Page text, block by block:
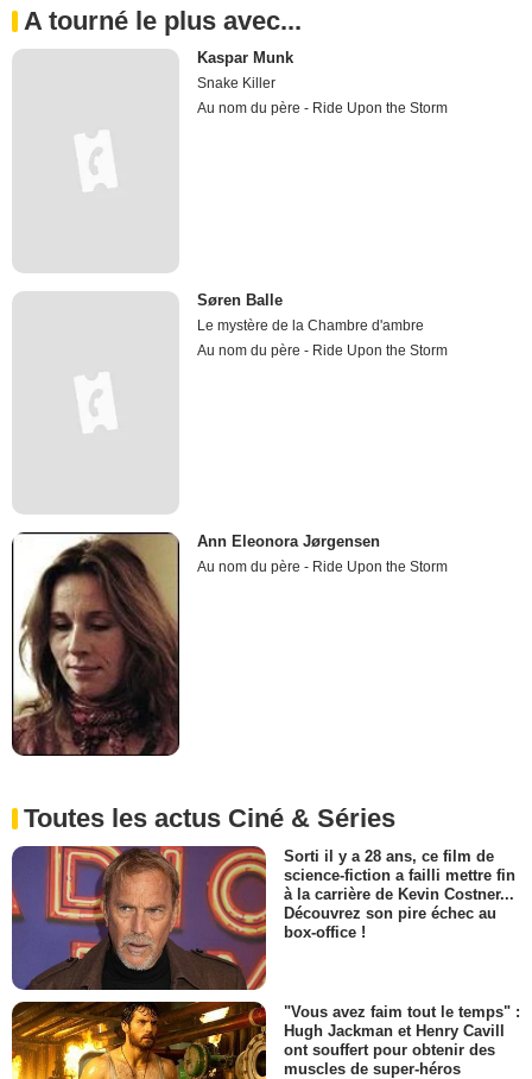
A tourné le plus avec...
Kaspar Munk
Snake Killer
Au nom du père - Ride Upon the Storm
Søren Balle
Le mystère de la Chambre d'ambre
Au nom du père - Ride Upon the Storm
Ann Eleonora Jørgensen
Au nom du père - Ride Upon the Storm
Toutes les actus Ciné & Séries
Sorti il y a 28 ans, ce film de
science-fiction a failli mettre fin
à la carrière de Kevin Costner...
Découvrez son pire échec au
box-office !
"Vous avez faim tout le temps" :
Hugh Jackman et Henry Cavill
ont souffert pour obtenir des
muscles de super-héros